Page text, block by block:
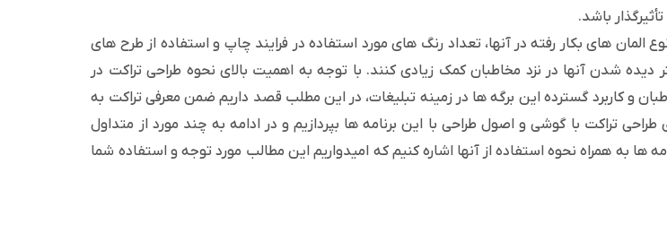
باشد.
المان های بکار رفته در آنها، تعداد رنگ های مورد استفاده در فرایند چاپ و استفاده از طرح های
دیده شدن آنها در نزد مخاطبان کمک زیادی کنند. با توجه به اهمیت بالای نحوه طراحی تراکت در
و کاربرد گسترده این برگه ها در زمینه تبلیغات، در این مطلب قصد داریم ضمن معرفی تراکت به
طراحی تراکت با گوشی و اصول طراحی با این برنامه ها بپردازیم و در ادامه به چند مورد از متداول
ها به همراه نحوه استفاده از آنها اشاره کنیم که امیدواریم این مطالب مورد توجه و استفاده شما